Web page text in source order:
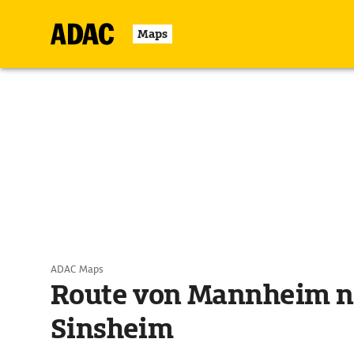
Maps
ADAC Maps
Route von Mannheim
Sinsheim